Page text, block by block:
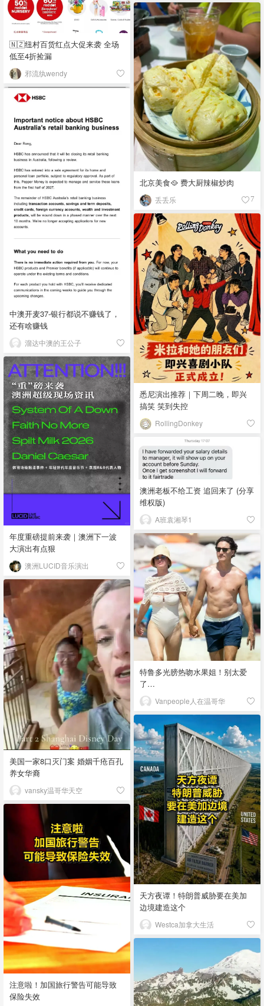
🇳🇿纽村百货红点大促来袭 全场
低至4折捡漏
邪流纨wendy
北京美食🥘 费大厨辣椒炒肉
丢丢乐 7
中澳开麦37-银行都说不赚钱了，
还有啥赚钱
溜达中澳的王公子
悉尼演出推荐｜下周二晚，即兴
搞笑 笑到失控
RollingDonkey
年度重磅提前来袭｜澳洲下一波
大演出有点狠
澳洲LUCID音乐演出
澳洲老板不给工资 追回来了 (分享
维权版)
A班袁湘琴1
特鲁多光膀热吻水果姐！别太爱
了…
Vanpeople人在温哥华
美国一家8口灭门案 婚姻千疮百孔
养女华裔
vansky温哥华天空
天方夜谭！特朗普威胁要在美加
边境建造这个
Westca加拿大生活
注意啦！加国旅行警告可能导致
保险失效